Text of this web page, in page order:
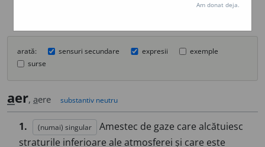
arată: sensuri secundare expresii
exemple
surse
aer, aere substantiv neutru
1. (numai) singular
Amestec de gaze care alcătuiesc
straturile inferioare ale atmosferei și care este
Am donat deja.